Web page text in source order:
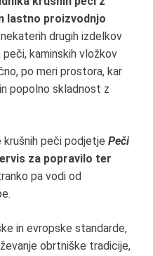
lastno proizvodnjo
drugih izdelkov
kaminskih vložkov
po meri prostora, kar
popolno skladnost z
krušnih peči podjetje Peči
za popravilo ter
pa vodi od
in evropske standarde,
obrtniške tradicije,